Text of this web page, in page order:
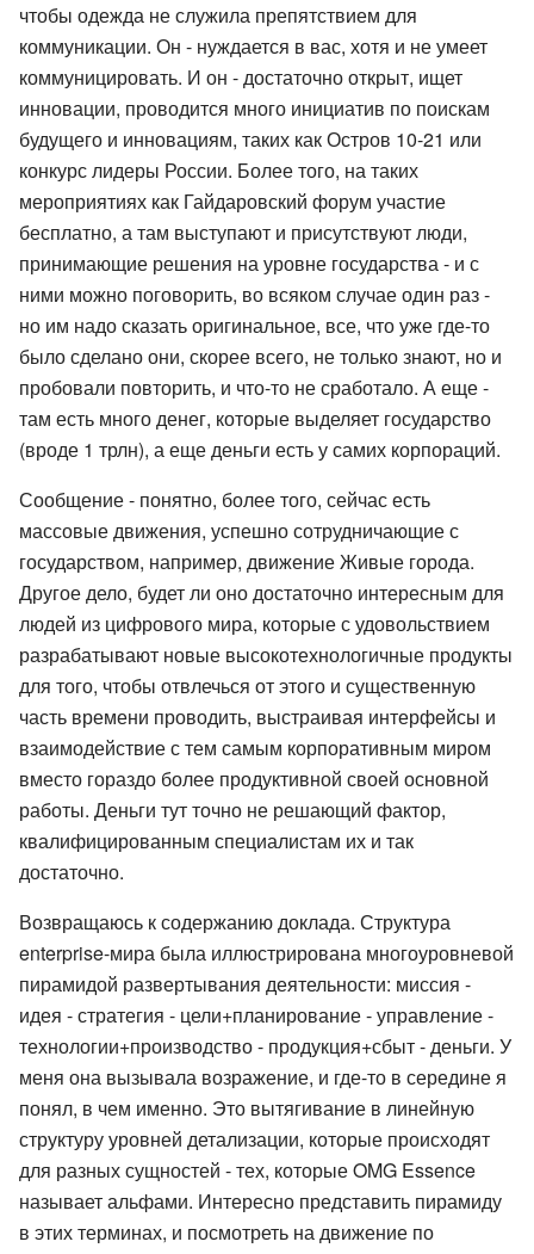
чтобы одежда не служила препятствием для
коммуникации. Он - нуждается в вас, хотя и не умеет
коммуницировать. И он - достаточно открыт, ищет
инновации, проводится много инициатив по поискам
будущего и инновациям, таких как Остров 10-21 или
конкурс лидеры России. Более того, на таких
мероприятиях как Гайдаровский форум участие
бесплатно, а там выступают и присутствуют люди,
принимающие решения на уровне государства - и с
ними можно поговорить, во всяком случае один раз -
но им надо сказать оригинальное, все, что уже где-то
было сделано они, скорее всего, не только знают, но и
пробовали повторить, и что-то не сработало. А еще -
там есть много денег, которые выделяет государство
(вроде 1 трлн), а еще деньги есть у самих корпораций.
Сообщение - понятно, более того, сейчас есть
массовые движения, успешно сотрудничающие с
государством, например, движение Живые города.
Другое дело, будет ли оно достаточно интересным для
людей из цифрового мира, которые с удовольствием
разрабатывают новые высокотехнологичные продукты
для того, чтобы отвлечься от этого и существенную
часть времени проводить, выстраивая интерфейсы и
взаимодействие с тем самым корпоративным миром
вместо гораздо более продуктивной своей основной
работы. Деньги тут точно не решающий фактор,
квалифицированным специалистам их и так
достаточно.
Возвращаюсь к содержанию доклада. Структура
enterprise-мира была иллюстрирована многоуровневой
пирамидой развертывания деятельности: миссия -
идея - стратегия - цели+планирование - управление -
технологии+производство - продукция+сбыт - деньги. У
меня она вызывала возражение, и где-то в середине я
понял, в чем именно. Это вытягивание в линейную
структуру уровней детализации, которые происходят
для разных сущностей - тех, которые OMG Essence
называет альфами. Интересно представить пирамиду
в этих терминах, и посмотреть на движение по